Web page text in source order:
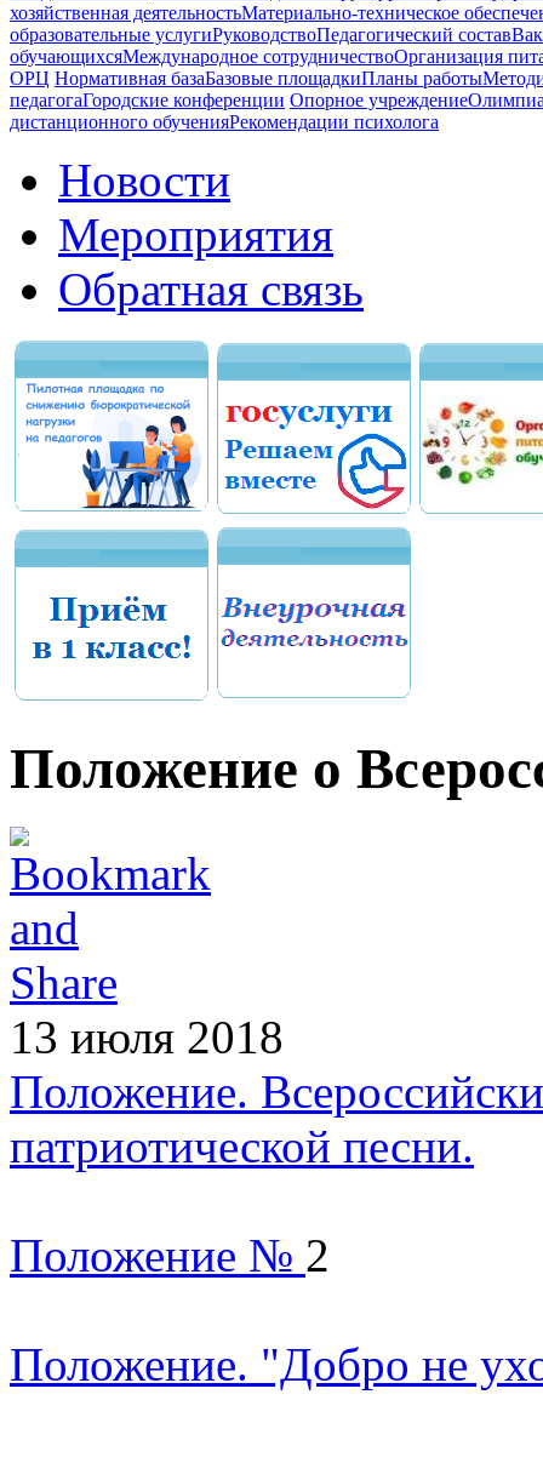
хозяйственная деятельностьМатериально-техническое
образовательные услугиРуководствоПедагогический состав
обучающихсяМеждународное сотрудничествоОрганизация
ОРЦ Нормативная базаБазовые площадкиПланы работы
педагогаГородские конференции Опорное учреждение
дистанционного обученияРекомендации психолога
Новости
Мероприятия
Обратная связь
Положение о
13 июля 2018
Положение.
патриотической песни.
Положение № 2
Положение. "Добро не